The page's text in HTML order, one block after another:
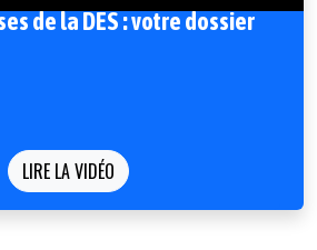
de la DES : votre dossier
LIRE LA VIDÉO